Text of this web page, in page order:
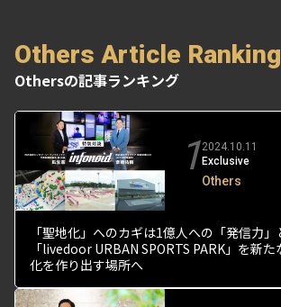
Others Article Ranking
Othersの記事ランキング
12024.10.11
Exclusive
Others
「聖地化」へのカギは1億人への「発信力」
「livedoor URBAN SPORTS PARK」を新
化を作り出す場所へ